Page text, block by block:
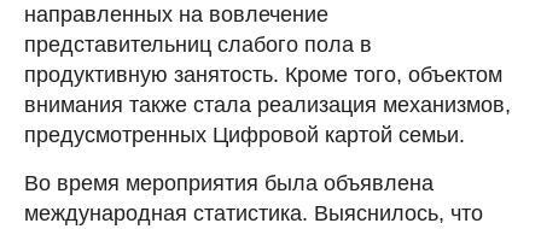
направленных на вовлечение
представительниц слабого пола в
продуктивную занятость. Кроме того, объектом
внимания также стала реализация механизмов,
предусмотренных Цифровой картой семьи.
Во время мероприятия была объявлена
международная статистика. Выяснилось, что